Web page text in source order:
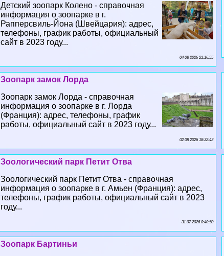
Детский зоопарк Колено - справочная
информация о зоопарке в г.
Рапперсвиль-Йона (Швейцария): адрес,
телефоны, график работы, официальный
сайт в 2023 году...
04 08 2026 21:16:55
Зоопарк замок Лорда
Зоопарк замок Лорда - справочная
информация о зоопарке в г. Лорда
(Франция): адрес, телефоны, график
работы, официальный сайт в 2023 году...
02 08 2026 18:32:43
Зоологический парк Петит Отва
Зоологический парк Петит Отва - справочная
информация о зоопарке в г. Амьен (Франция): адрес,
телефоны, график работы, официальный сайт в 2023
году...
31 07 2026 0:40:50
Зоопарк Бартиньи